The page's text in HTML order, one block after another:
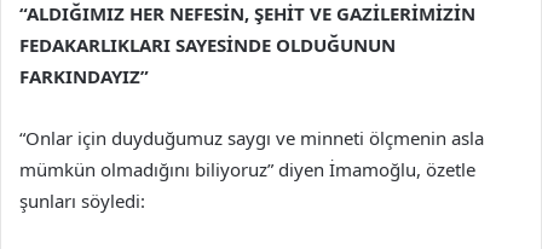
“ALDIĞIMIZ HER NEFESİN, ŞEHİT VE GAZİLERİMİZİN
FEDAKARLIKLARI SAYESİNDE OLDUĞUNUN
FARKINDAYIZ”
“Onlar için duyduğumuz saygı ve minneti ölçmenin asla
mümkün olmadığını biliyoruz” diyen İmamoğlu, özetle
şunları söyledi: